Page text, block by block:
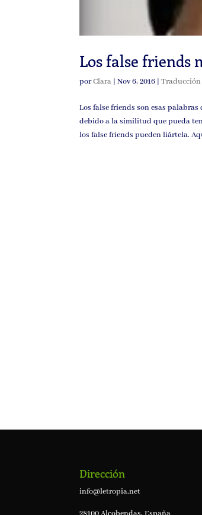
Los false friends
porClara |Nov 6, 2016 |Traducción
Los false friends son esas
debido a la similitud que pueda
los false friends pueden liártela.
Dirección
info@letropia.net